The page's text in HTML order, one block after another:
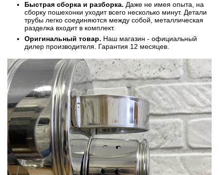
Быстрая сборка и разборка. Даже не имея опыта, на
сборку пошехонки уходит всего несколько минут. Детали
трубы легко соединяются между собой, металлическая
разделка входит в комплект.
Оригинальный товар. Наш магазин - официальный
дилер производителя. Гарантия 12 месяцев.